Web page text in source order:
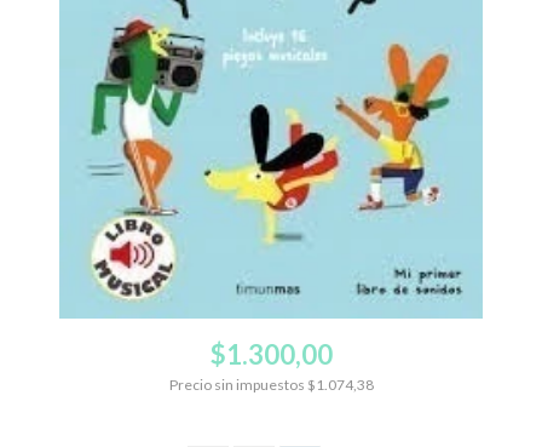
$1.300,00
Precio sin impuestos $1.074,38